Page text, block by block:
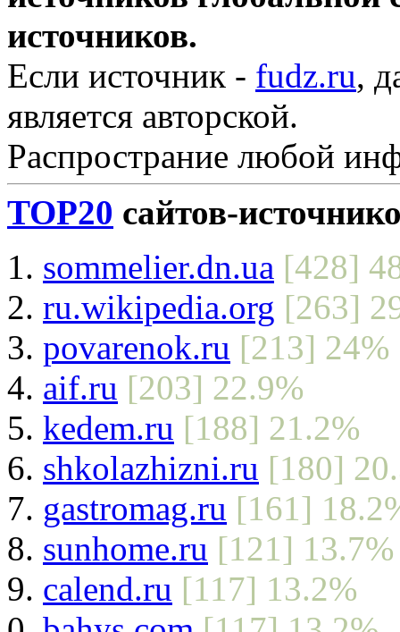
источников.
Если источник - fudz.ru,
является авторской.
Распространие любой
TOP20 сайтов-
sommelier.dn.ua [428]
ru.wikipedia.org [263]
povarenok.ru [213] 24%
aif.ru [203] 22.9%
kedem.ru [188] 21.2%
shkolazhizni.ru [180]
gastromag.ru [161]
sunhome.ru [121] 13.7%
calend.ru [117] 13.2%